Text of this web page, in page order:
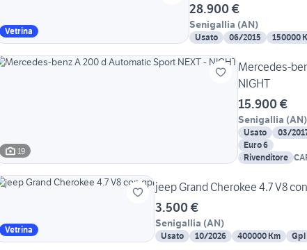
Vetrina
28.900 €
Senigallia (AN)
Usato 06/2015 150000
19
Mercedes-
NIGHT
15.900 €
Senigallia (AN)
Usato 03/
Euro 6
Rivenditore
Vetrina
jeep Grand Cherokee 4.7 V8
3.500 €
Senigallia (AN)
Usato 10/2026 400000 Km Gpl